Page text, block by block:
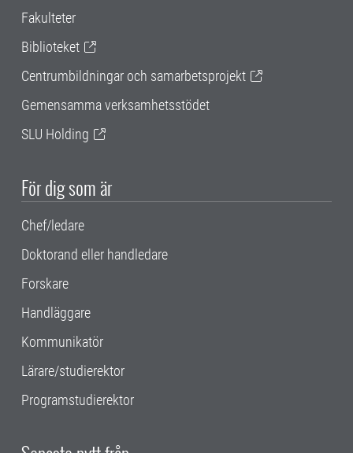
Fakulteter
Biblioteket
Centrumbildningar och samarbetsprojekt
Gemensamma verksamhetsstödet
SLU Holding
För dig som är
Chef/ledare
Doktorand eller handledare
Forskare
Handläggare
Kommunikatör
Lärare/studierektor
Programstudierektor